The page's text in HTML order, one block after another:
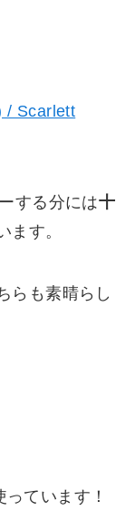
/ Scarlett
する分には十
ます。
らも素晴らし
ています！